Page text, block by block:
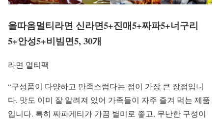
올따옴멀티라면 신라면5+진매5+짜파5+너구리
5+안성5+비빔면5, 30개
라면 멀티팩
“구성품이 다양하고 만족스럽다는 점이 가장 큰 장점입니
다. 맛도 이미 잘 알려져 있어 가족들이 자주 즐겨 먹는 제품
입니다. 특히 짜파게티가 가끔 별미로 좋고, 무난한 구성이